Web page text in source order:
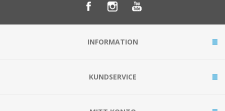
INFORMATION
KUNDSERVICE